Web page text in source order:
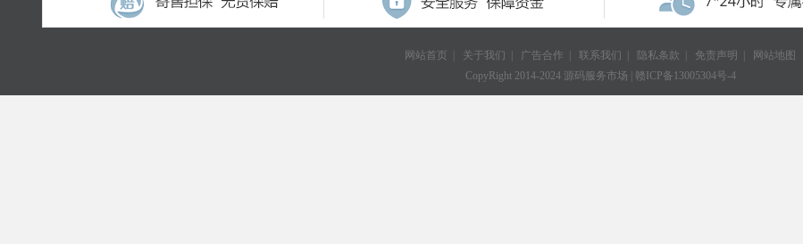
网站首页 关于我们 广告合作 联系我们 隐私条款 免责声明
网站地图
CopyRight 2014-2024 源码服务市场 |
赣ICP备13005304号-4